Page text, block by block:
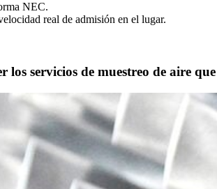
NEC.
real de admisión en el lugar.
servicios de muestreo de aire